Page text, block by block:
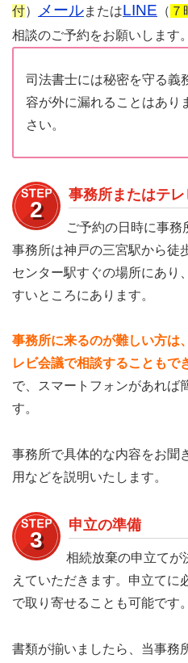
付） メールまたはLINE （
相談のご予約をお願いします。
司法書士には秘密を守る義
容が外に漏れることはあり
さい。
2
事務所またはテ
ご予約の日時に事務
事務所は神戸の三宮駅から徒
センター駅すぐの場所にあり
すいところにあります。
事務所に来るのが難しい方は
レビ会議で相談することもで
で、スマートフォンがあれば
す。
事務所で具体的な内容をお聞
用などを説明いたします。
3
申立の準備
相続放棄の申立てが
えていただきます。申立てに
で取り寄せることも可能です。
書類が揃いましたら、当事務